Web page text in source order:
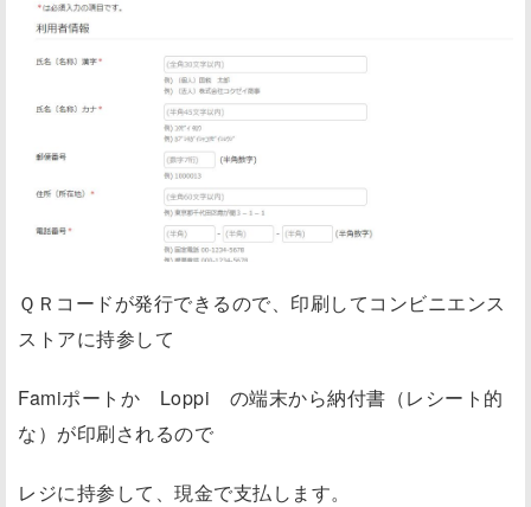
ＱＲコードが発行できるので、印刷してコンビニエンス
ストアに持参して
Famiポートか Loppi の端末から納付書（レシート的
な）が印刷されるので
レジに持参して、現金で支払します。